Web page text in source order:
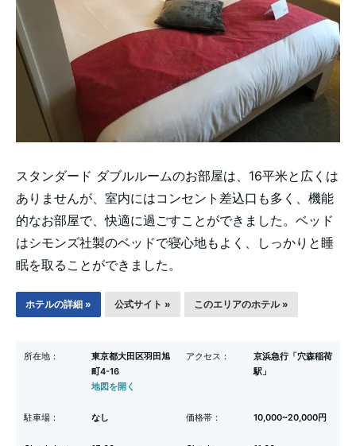
スタンダード ダブルルームのお部屋は、16平米と広くは
ありませんが、室内にはコンセント差込口も多く、機能
的なお部屋で、快適に過ごすことができました。ベッド
はシモンズ社製のベッドで寝心地もよく、しっかりと睡
眠を取ることができました。
ホテルの詳細 » 公式サイト » このエリアのホテル »
所在地：
東京都大田区羽田旭
町4-16
地図を開く
アクセス：
京浜急行「穴森稲荷
駅」
駐車場： なし 価格帯： 10,000~20,000円